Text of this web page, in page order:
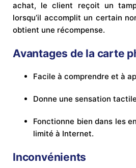
achat, le client reçoit un
lorsqu’il accomplit un certain
obtient une récompense.
Avantages de la carte
Facile à comprendre et à
Donne une sensation
Fonctionne bien dans les
limité à Internet.
Inconvénients